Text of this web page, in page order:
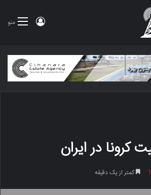
منو ورود
در ایران
کمتر از یک دقیقه